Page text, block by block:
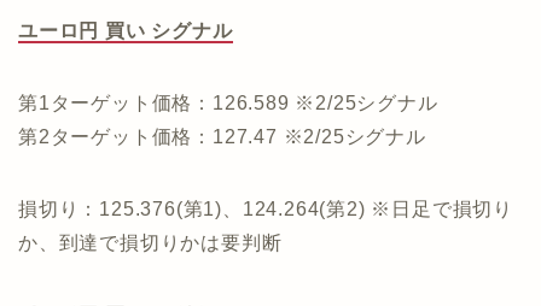
ユーロ円 買い シグナル
第1ターゲット価格：126.589 ※2/25シグナル
第2ターゲット価格：127.47 ※2/25シグナル
損切り：125.376(第1)、124.264(第2) ※日足で損切り
か、到達で損切りかは要判断